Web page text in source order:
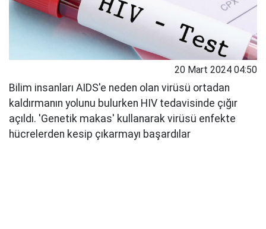
20 Mart 2024 04:50
Bilim insanları AIDS'e neden olan virüsü ortadan
kaldırmanın yolunu bulurken HIV tedavisinde çığır
açıldı. 'Genetik makas' kullanarak virüsü enfekte
hücrelerden kesip çıkarmayı başardılar